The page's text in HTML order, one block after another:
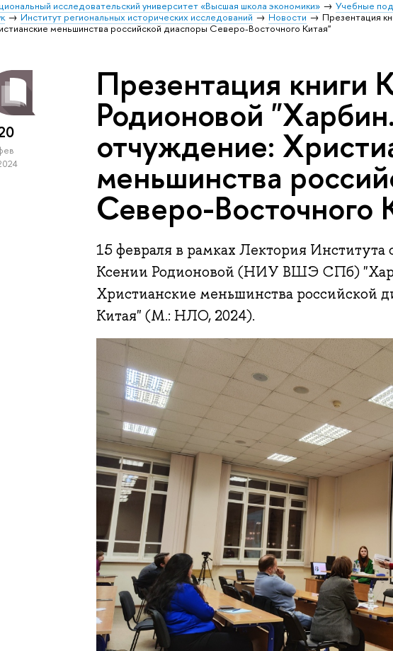
исследовательский университет «Высшая школа экономики» Учебные
Институт региональных исторических исследований Новости
Презентация
меньшинства российской диаспоры Северо-Восточного Китая"
Презентация книги
Родионовой
отчуждение:
меньшинства
Северо-Восточного
15 февраля в рамках Лектория Института
Ксении Родионовой (НИУ ВШЭ СПб)
Христианские меньшинства российской
Китая" (М.: НЛО, 2024).